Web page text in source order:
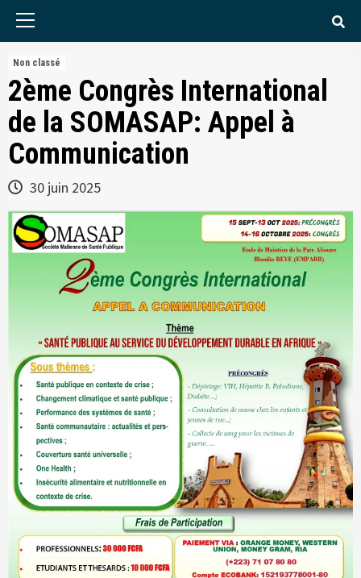
Non classé
2ème Congrès International
de la SOMASAP: Appel à
Communication
30 juin 2025